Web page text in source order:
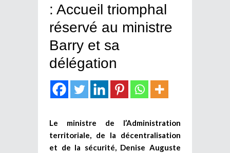
: Accueil triomphal
réservé au ministre
Barry et sa
délégation
Le ministre de l’Administration
territoriale, de la décentralisation
et de la sécurité, Denise Auguste